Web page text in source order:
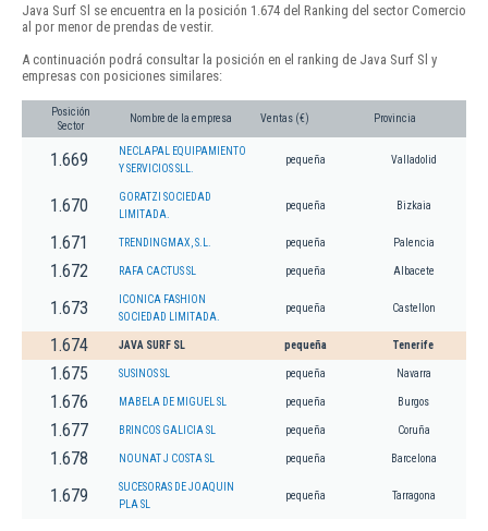
Java Surf Sl se encuentra en la posición 1.674 del Ranking del sector Comercio
al por menor de prendas de vestir.
A continuación podrá consultar la posición en el ranking de Java Surf Sl y
empresas con posiciones similares:
Posición
Sector
Nombre de la empresa Ventas (€) Provincia
1.669
NECLAPAL EQUIPAMIENTO
Y SERVICIOS SLL.
pequeña Valladolid
1.670
GORATZI SOCIEDAD
LIMITADA.
pequeña Bizkaia
1.671 TRENDINGMAX, S.L. pequeña Palencia
1.672 RAFA CACTUS SL pequeña Albacete
1.673
ICONICA FASHION
SOCIEDAD LIMITADA.
pequeña Castellon
1.674 JAVA SURF SL pequeña Tenerife
1.675 SUSINOS SL pequeña Navarra
1.676 MABELA DE MIGUEL SL pequeña Burgos
1.677 BRINCOS GALICIA SL pequeña Coruña
1.678 NOUNAT J COSTA SL pequeña Barcelona
1.679
SUCESORAS DE JOAQUIN
PLA SL
pequeña Tarragona